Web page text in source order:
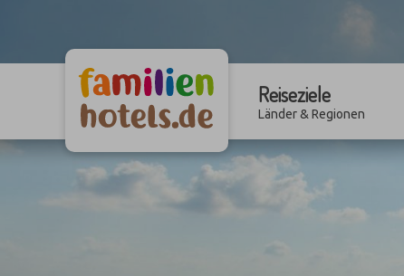
Reiseziele
Länder & Regionen